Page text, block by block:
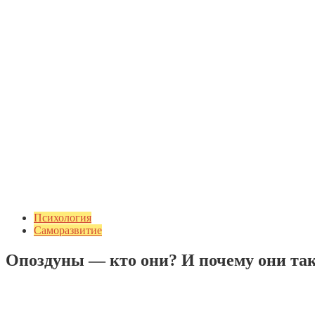
Психология
Саморазвитие
Опоздуны — кто они? И почему они